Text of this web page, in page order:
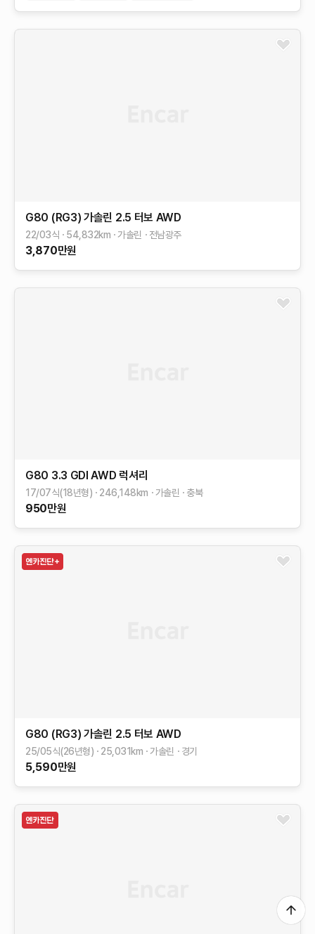
G80 (RG3) 가솔린 2.5 터보 AWD
22/03식 54,832km 가솔린 전남광주
3,870만원
G80 3.3 GDI AWD 럭셔리
17/07식(18년형) 246,148km 가솔린 충북
950만원
G80 (RG3) 가솔린 2.5 터보 AWD
25/05식(26년형) 25,031 km 가솔린 경기
5,590만원